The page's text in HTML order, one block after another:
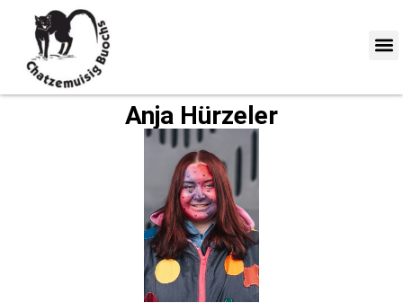
Anja Hürzeler